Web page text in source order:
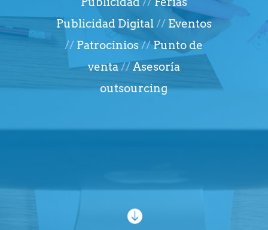
Publicidad Digital// Eventos
// Patrocinios//Punto de
venta//Asesoría
outsourcing
